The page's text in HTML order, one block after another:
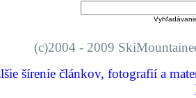
(c)2004 - 2009
šírenie článkov, fotografií a